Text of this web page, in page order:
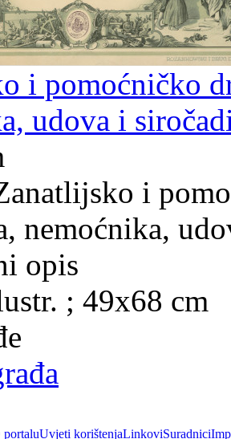
i pomoćničko
udova i
i
nemoćnika,
opis
; 49x68 cm
portaluUvjeti korištenjaLinkoviSuradnici